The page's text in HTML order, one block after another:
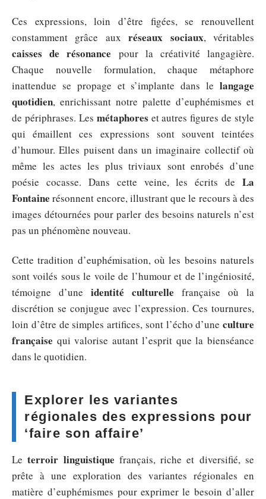
Ces expressions, loin d’être figées, se renouvellent
constamment grâce auxréseaux sociaux, véritables
caisses de résonance pour la créativité langagière.
Chaque nouvelle formulation, chaque métaphore
inattendue se propage et s’implante dans le langage
quotidien, enrichissant notre palette d’euphémismes et
de périphrases. Les métaphores et autres figures de style
qui émaillent ces expressions sont souvent teintées
d’humour. Elles puisent dans un imaginaire collectif où
même les actes les plus triviaux sont enrobés d’une
poésie cocasse. Dans cette veine, les écrits de La
Fontaine résonnent encore, illustrant que le recours à des
images détournées pour parler des besoins naturels n’est
pas un phénomène nouveau.
Cette tradition d’euphémisation, où les besoins naturels
sont voilés sous le voile de l’humour et de l’ingéniosité,
témoigne d’une identité culturelle française où la
discrétion se conjugue avec l’expression. Ces tournures,
loin d’être de simples artifices, sont l’écho d’une culture
française qui valorise autant l’esprit que la bienséance
dans le quotidien.
Explorer les variantes
régionales des expressions pour
‘faire son affaire’
Leterroir linguistique français, riche et diversifié, se
prête à une exploration des variantes régionales en
matière d’euphémismes pour exprimer le besoin d’aller